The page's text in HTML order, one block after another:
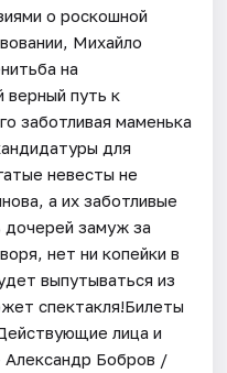
о роскошной
Михайло
на
верный путь к
заботливая маменька
для
невесты не
а их заботливые
дочерей замуж за
нет ни копейки в
выпутываться из
спектакля!Билеты
лица и
Александр Бобров /